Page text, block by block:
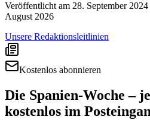
Veröffentlicht am 28. September 2024
August 2026
Unsere Redaktionsleitlinien
Kostenlos abonnieren
Die Spanien-Woche –
kostenlos im